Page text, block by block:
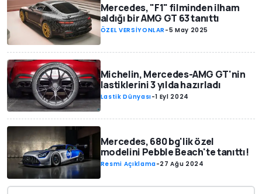
Mercedes, "F1" filminden ilham
aldığı bir AMG GT 63 tanıttı
ÖZEL VERSİYONLAR -5 May 2025
Michelin, Mercedes-AMG GT'nin
lastiklerini 3 yılda hazırladı
Lastik Dünyası-1 Eyl 2024
Mercedes, 680 bg'lik özel
modelini Pebble Beach'te tanıttı!
Resmi Açıklama-27 Ağu 2024